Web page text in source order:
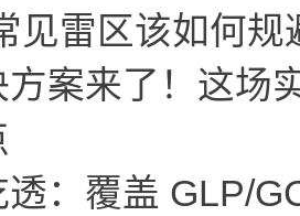
见雷区该如何规
方案来了！这场
：覆盖 GLP/